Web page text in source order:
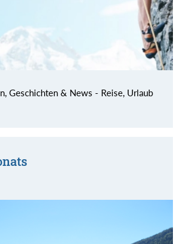
Geschichten & News - Reise, Urlaub